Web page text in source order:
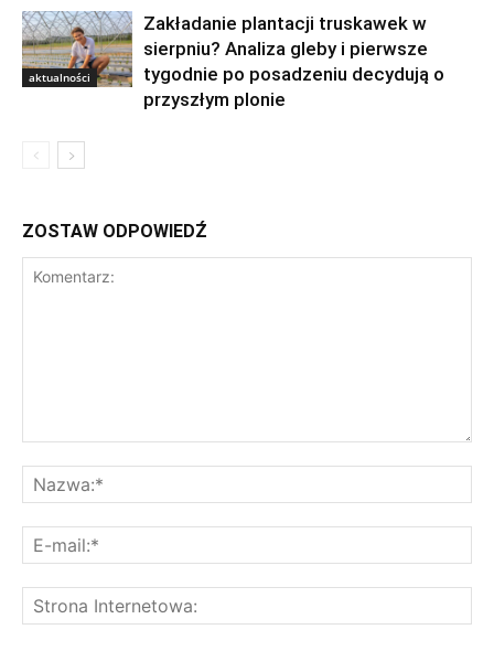
aktualności
Zakładanie plantacji truskawek w
sierpniu? Analiza gleby i pierwsze
tygodnie po posadzeniu decydują o
przyszłym plonie
ZOSTAW ODPOWIEDŹ